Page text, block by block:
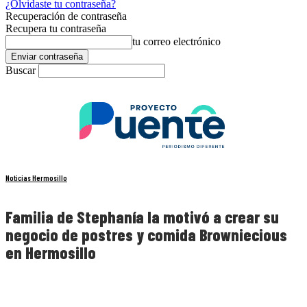
¿Olvidaste tu contraseña?
Recuperación de contraseña
Recupera tu contraseña
tu correo electrónico
Buscar
Noticias Hermosillo
Familia de Stephanía la motivó a crear su
negocio de postres y comida Browniecious
en Hermosillo